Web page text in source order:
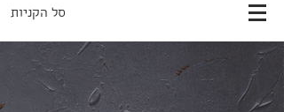
סל הקניות